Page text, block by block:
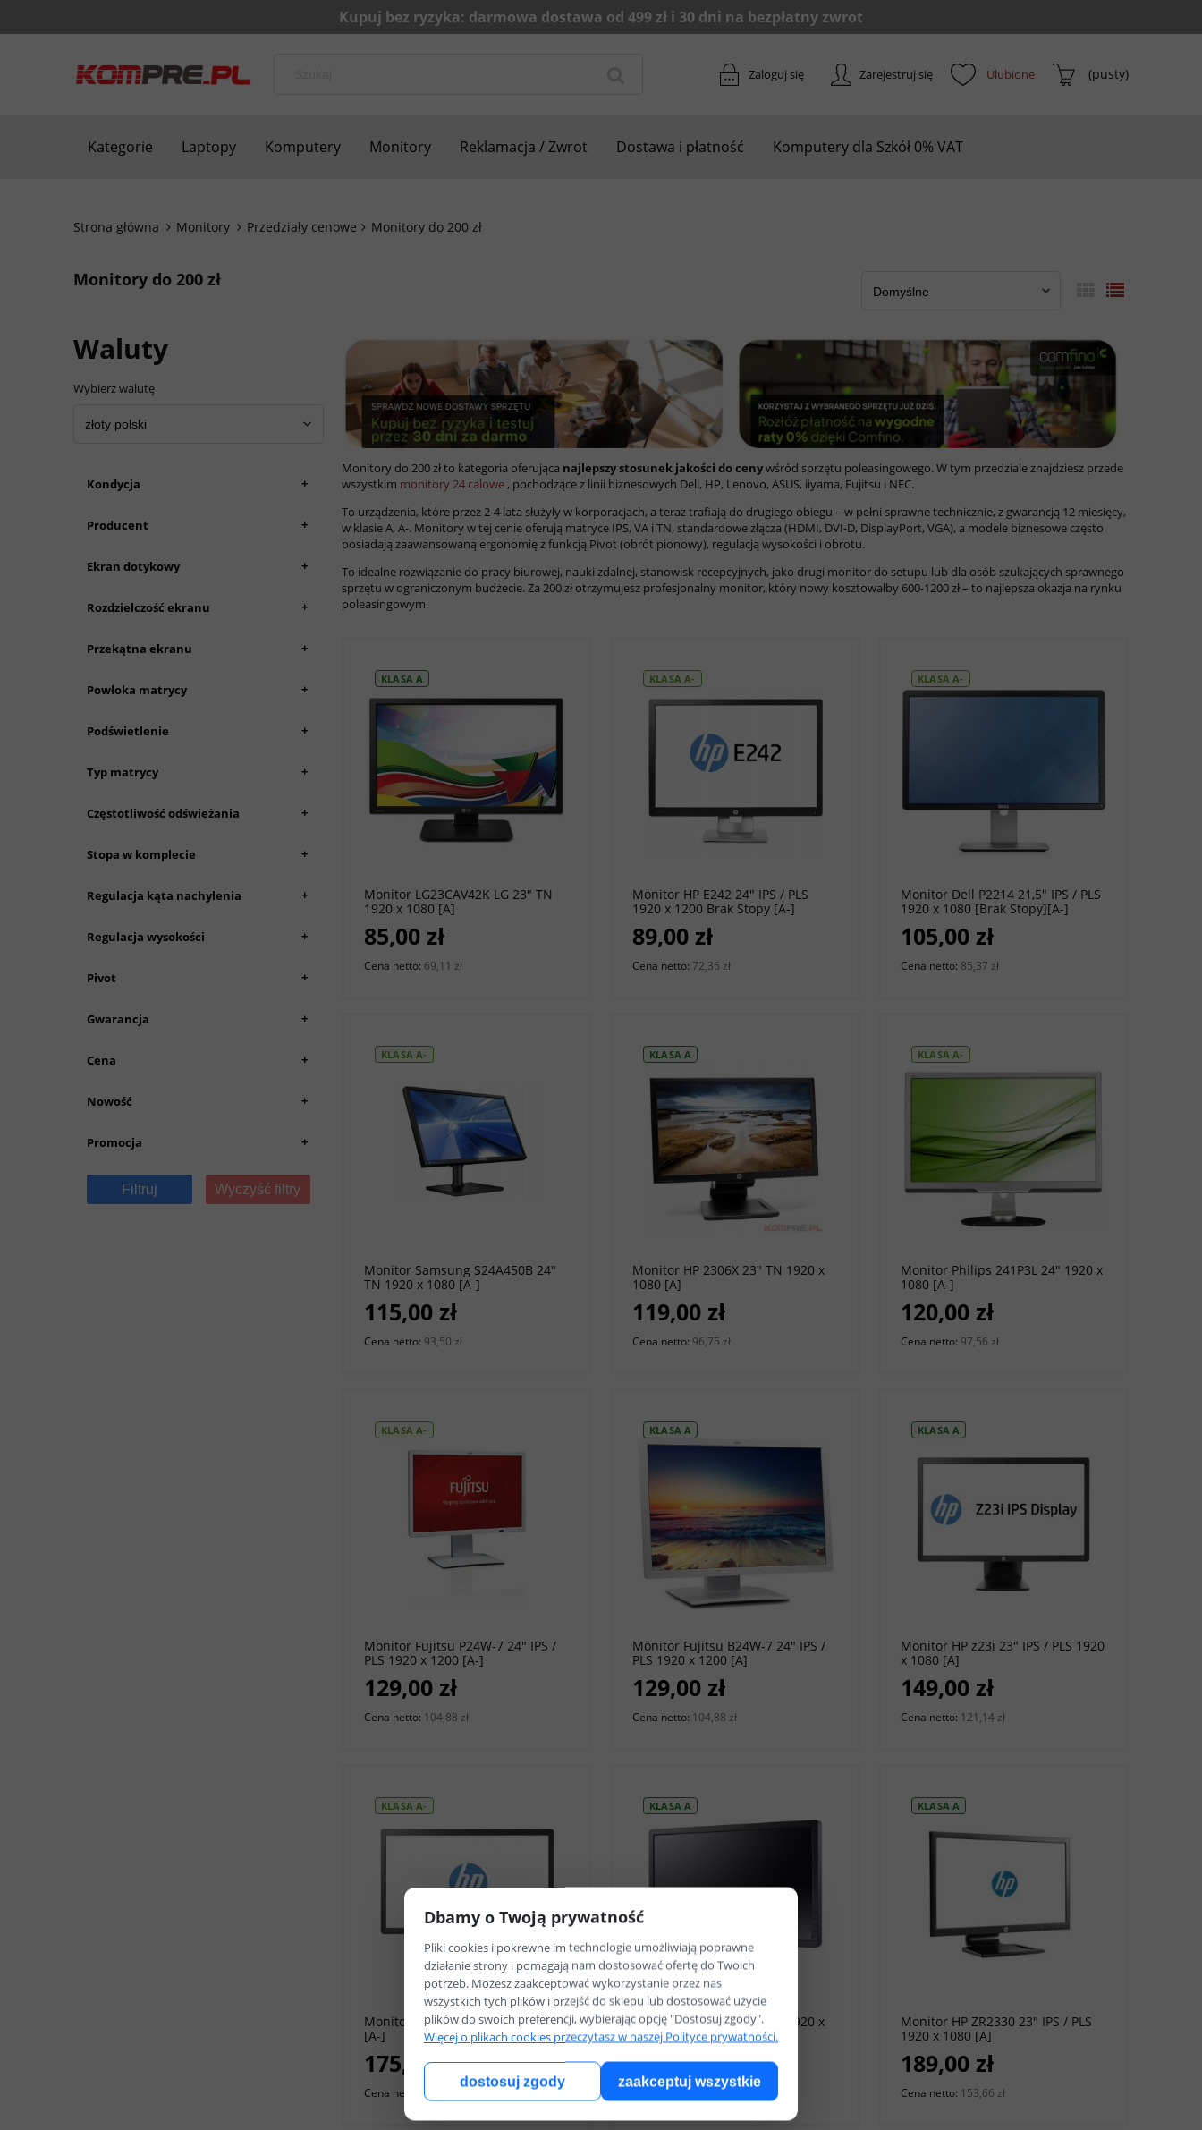
Zarejestruj się
Zaloguj się (pusty)
Kategorie Laptopy Komputery Monitory Reklamacja / Zwrot Dostawa i płatność Komputery dla Szkół 0% VAT
Strona główna Monitory Przedziały cenowe Monitory do 200 zł
Monitory do 200 zł
Waluty
Wybierz walutę
Kondycja +
Producent +
Ekran dotykowy +
Rozdzielczość ekranu +
Przekątna ekranu +
Powłoka matrycy +
Podświetlenie +
Typ matrycy +
Częstotliwość odświeżania +
Stopa w komplecie +
Regulacja kąta nachylenia +
Regulacja wysokości +
Pivot +
Gwarancja +
Cena +
Nowość +
Promocja +
Filtruj Wyczyść filtry
Monitory do 200 zł to kategoria oferująca najlepszy stosunek jakości do cenywśród sprzętu poleasingowego. W tym przedziale znajdziesz przede
wszystkim monitory 24 calowe , pochodzące z linii biznesowych Dell, HP, Lenovo, ASUS, iiyama, Fujitsu i NEC.
To urządzenia, które przez 2-4 lata służyły w korporacjach, a teraz trafiają do drugiego obiegu – w pełni sprawne technicznie, z gwarancją 12 miesięcy,
w klasie A, A-. Monitory w tej cenie oferują matryce IPS, VA i TN, standardowe złącza (HDMI, DVI-D, DisplayPort, VGA), a modele biznesowe często
posiadają zaawansowaną ergonomię z funkcją Pivot (obrót pionowy), regulacją wysokości i obrotu.
To idealne rozwiązanie do pracy biurowej, nauki zdalnej, stanowisk recepcyjnych, jako drugi monitor do setupu lub dla osób szukających sprawnego
sprzętu w ograniczonym budżecie. Za 200 zł otrzymujesz profesjonalny monitor, który nowy kosztowałby 600-1200 zł – to najlepsza okazja na rynku
poleasingowym.
Monitor LG23CAV42K LG 23" TN
1920 x 1080 [A]
85,00 zł
Cena netto: 69,11 zł
do koszyka
KLASA A
Monitor HP E242 24" IPS / PLS
1920 x 1200 Brak Stopy [A-]
89,00 zł
Cena netto: 72,36 zł
do koszyka
KLASA A-
Monitor Dell P2214 21,5" IPS / PLS
1920 x 1080 [Brak Stopy][A-]
105,00 zł
Cena netto: 85,37 zł
do koszyka
KLASA A-
Monitor Samsung S24A450B 24"
TN 1920 x 1080 [A-]
115,00 zł
Cena netto: 93,50 zł
KLASA A-
Monitor HP 2306X 23" TN 1920 x
1080 [A]
119,00 zł
Cena netto: 96,75 zł
do koszyka
KLASA A
Monitor Philips 241P3L 24" 1920 x
1080 [A-]
120,00 zł
Cena netto: 97,56 zł
do koszyka
KLASA A-
Monitor Fujitsu P24W-7 24" IPS /
PLS 1920 x 1200 [A-]
129,00 zł
Cena netto: 104,88 zł
KLASA A-
Monitor Fujitsu B24W-7 24" IPS /
PLS 1920 x 1200 [A]
129,00 zł
Cena netto: 104,88 zł
do koszyka
KLASA A
Monitor HP z23i 23" IPS / PLS 1920
x 1080 [A]
149,00 zł
Cena netto: 121,14 zł
do koszyka
KLASA A
Monitor HP E231 23" 1920 x 1080
[A-]
175,00 zł
Cena netto: 142,28 zł
do koszyka
KLASA A-
Monitor Dell P2312Ht 23" 1920 x
1080 [A]
175,00 zł
Cena netto: 142,28 zł
do koszyka
KLASA A
Monitor HP ZR2330 23" IPS / PLS
1920 x 1080 [A]
189,00 zł
Cena netto: 153,66 zł
KLASA A
Dbamy o Twoją prywatność
Pliki cookies i pokrewne im technologie umożliwiają poprawne
działanie strony i pomagają nam dostosować ofertę do Twoich
potrzeb. Możesz zaakceptować wykorzystanie przez nas
wszystkich tych plików i przejść do sklepu lub dostosować użycie
plików do swoich preferencji, wybierając opcję "Dostosuj zgody".
Więcej o plikach cookies przeczytasz w naszej Polityce prywatności.
dostosuj zgody zaakceptuj wszystkie